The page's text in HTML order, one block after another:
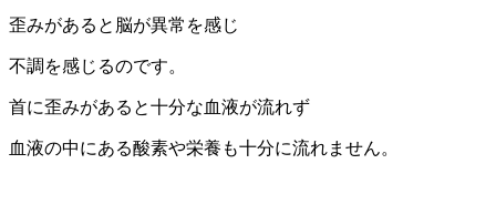
歪みがあると脳が異常を感じ
不調を感じるのです。
首に歪みがあると十分な血液が流れず
血液の中にある酸素や栄養も十分に流れません。